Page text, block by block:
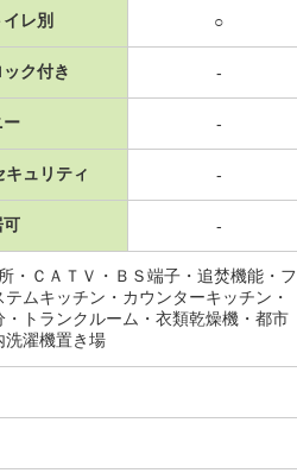
レ別 ○
ク付き -
ー -
キュリティ -
可 -
・ＣＡＴＶ・ＢＳ端子・追焚機能・フ
ムキッチン・カウンターキッチン・
トランクルーム・衣類乾燥機・都市
洗濯機置き場